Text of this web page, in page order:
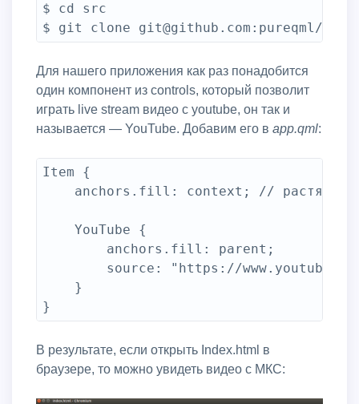
$ cd src
Для нашего приложения как раз понадобится
один компонент из controls, который позволит
играть live stream видео с youtube, он так и
называется — YouTube. Добавим его в app.qml:
Item {
В результате, если открыть Index.html в
браузере, то можно увидеть видео с МКС: